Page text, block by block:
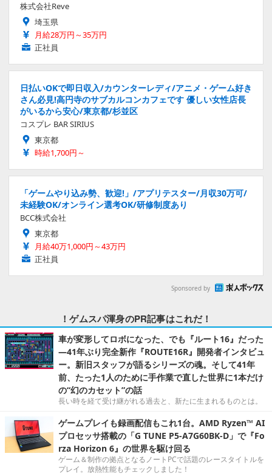
株式会社Reve
埼玉県
月給28万円～35万円
正社員
日払いOKで即日収入/カウンターレディ/アニメ・ゲーム好き
さん必見!高円寺のサブカルコンカフェです 優しい女性店長
がいるから安心/東京都/杉並区
コスプレ BAR SIRIUS
東京都
時給1,700円～
「ゲームやり込み勢、歓迎!」/アプリテスター/月収30万可/
未経験OK/オンライン選考OK/研修制度あり
BCC株式会社
東京都
月給40万1,000円～43万円
正社員
Sponsored by
！ゲムスパ渾身のPR記事はこれだ！
車が変形してロボになった、でも『ルート16』だった
―41年ぶり完全新作『ROUTE16R』開発者インタビュ
ー。新旧スタッフが語るシリーズの魂。そして41年
前、たった1人のために手作業で直した世界に1本だけ
の“幻のカセット”の話
長い時を経て受け継がれる過去と、新たに生まれるものとは。
ゲームプレイも録画配信もこれ1台。AMD Ryzen™ AI
プロセッサ搭載の「G TUNE P5-A7G60BK-D」で『Fo
rza Horizon 6』の世界を駆け回る
ゲーム＆制作の拠点となるノートPCで話題のレースタイトルを
プレイ。放熱性能もチェックしました！